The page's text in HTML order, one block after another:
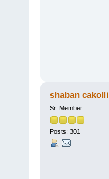
shaban cakolli
Sr. Member
Posts: 301